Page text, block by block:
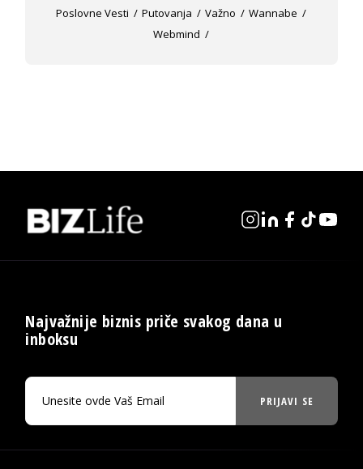
Poslovne Vesti
Putovanja Važno
Wannabe
Webmind
Najvažnije biznis priče svakog dana u
inboksu
PRIJAVI SE